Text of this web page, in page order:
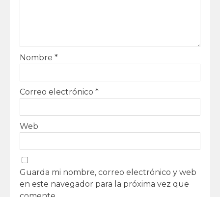
Nombre *
Correo electrónico *
Web
Guarda mi nombre, correo electrónico y web
en este navegador para la próxima vez que